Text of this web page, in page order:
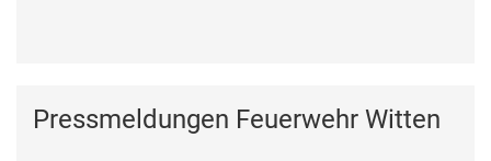
Pressmeldungen Feuerwehr Witten